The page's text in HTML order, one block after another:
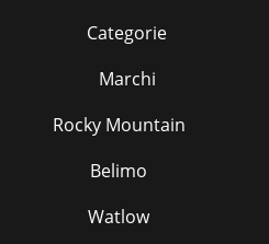
Categorie
Marchi
Rocky Mountain
Belimo
Watlow